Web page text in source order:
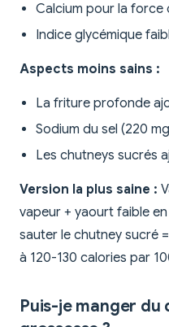
Calcium pour la force
Indice glycémique
Aspects moins sains :
La friture profonde
Sodium du sel (220
Les chutneys sucrés
Version la plus saine :
vapeur + yaourt faible
sauter le chutney sucré
à 120-130 calories par
Puis-je manger du